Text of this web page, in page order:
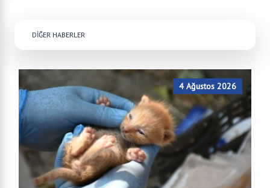
DİĞER HABERLER
4 Ağustos 2026